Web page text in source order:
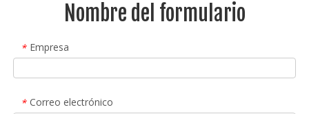
Nombre del formulario
* Empresa
* Correo electrónico